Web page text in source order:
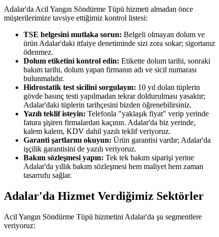
Adalar'da Acil Yangın Söndürme Tüpü hizmeti almadan önce
müşterilerimize tavsiye ettiğimiz kontrol listesi:
TSE belgesini mutlaka sorun: Belgeli olmayan dolum ve
ürün Adalar'daki itfaiye denetiminde sizi zora sokar; sigortanız
ödenmez.
Dolum etiketini kontrol edin: Etikette dolum tarihi, sonraki
bakım tarihi, dolum yapan firmanın adı ve sicil numarası
bulunmalıdır.
Hidrostatik test sicilini sorgulayın: 10 yıl dolan tüplerin
gövde basınç testi yapılmadan tekrar doldurulması yasaktır;
Adalar'daki tüplerin tarihçesini bizden öğrenebilirsiniz.
Yazılı teklif isteyin: Telefonla "yaklaşık fiyat" verip yerinde
fatura şişiren firmalardan kaçının. Adalar'da biz yerinde,
kalem kalem, KDV dahil yazılı teklif veriyoruz.
Garanti şartlarını okuyun: Ürün garantisi vardır; Adalar'da
işçilik garantisini de yazılı veriyoruz.
Bakım sözleşmesi yapın: Tek tek bakım siparişi yerine
Adalar'da yıllık bakım sözleşmesi hem maliyet hem zaman
tasarrufu sağlar.
Adalar'da Hizmet Verdiğimiz Sektörler
Acil Yangın Söndürme Tüpü hizmetini Adalar'da şu segmentlere
veriyoruz: